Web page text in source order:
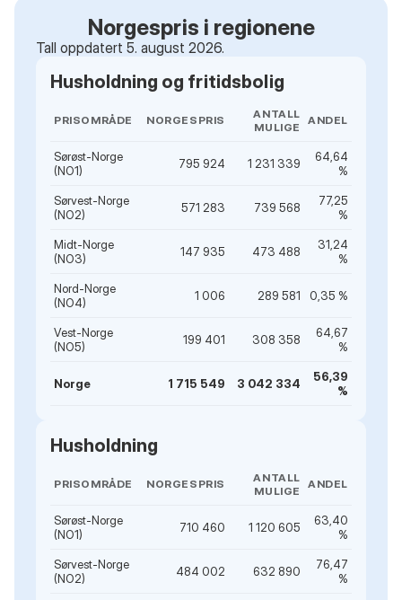
Norgespris i regionene
Tall oppdatert 5. august 2026.
Husholdning og fritidsbolig
PRISOMRÅDE NORGESPRIS
ANTALL
MULIGE
ANDEL
Sørøst-Norge
(NO1)
795 924 1 231 339
64,64
%
Sørvest-Norge
(NO2)
571 283 739 568
77,25
%
Midt-Norge
(NO3)
147 935 473 488
31,24
%
Nord-Norge
(NO4)
1 006 289 581 0,35 %
Vest-Norge
(NO5)
199 401 308 358
64,67
%
Norge 1 715 549 3 042 334
56,39
%
Husholdning
PRISOMRÅDE NORGESPRIS
ANTALL
MULIGE
ANDEL
Sørøst-Norge
(NO1)
710 460 1 120 605
63,40
%
Sørvest-Norge
(NO2)
484 002 632 890
76,47
%